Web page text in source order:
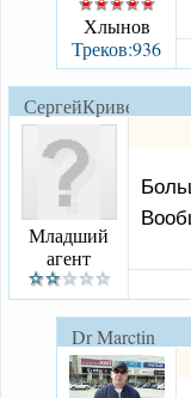
Хлынов
Треков:936
СергейКривенков
Младший
агент
Dr Marctin